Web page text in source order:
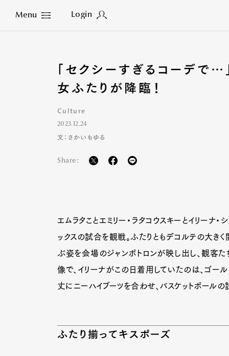
Menu Login
Close
「セクシーすぎるコーデ
女ふたりが降臨！
Culture
2023.12.24
文：さかいもゆる
Share:
エムラタことエミリー・ラタコウスキーとイリーナ
ックスの試合を観戦。ふたりともデコルテの大き
ぶ姿を会場のジャンボトロンが映し出し、観客
像で、イリーナがこの日着用していたのは、ゴー
丈にニーハイブーツを合わせ、バスケットボール
ふたり揃ってキスポーズ